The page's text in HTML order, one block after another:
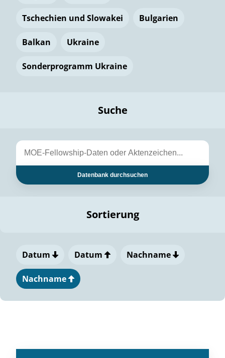
Tschechien und Slowakei Bulgarien
Balkan Ukraine
Sonderprogramm Ukraine
Suche
Datenbank durchsuchen
Sortierung
Datum Datum Nachname
Nachname